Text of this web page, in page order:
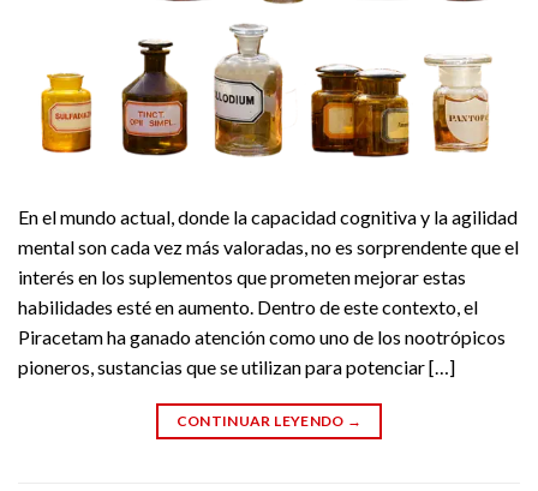
En el mundo actual, donde la capacidad cognitiva y la agilidad
mental son cada vez más valoradas, no es sorprendente que el
interés en los suplementos que prometen mejorar estas
habilidades esté en aumento. Dentro de este contexto, el
Piracetam ha ganado atención como uno de los nootrópicos
pioneros, sustancias que se utilizan para potenciar […]
CONTINUAR LEYENDO →